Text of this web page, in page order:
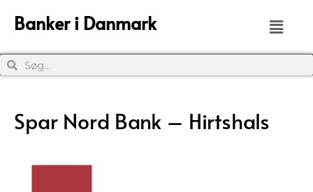
Banker i Danmark
Spar Nord Bank – Hirtshals